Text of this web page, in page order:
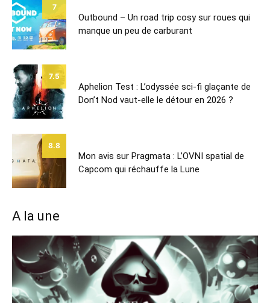
7
Outbound – Un road trip cosy sur roues qui
manque un peu de carburant
7.5
Aphelion Test : L’odyssée sci-fi glaçante de
Don’t Nod vaut-elle le détour en 2026 ?
8.8
Mon avis sur Pragmata : L’OVNI spatial de
Capcom qui réchauffe la Lune
A la une